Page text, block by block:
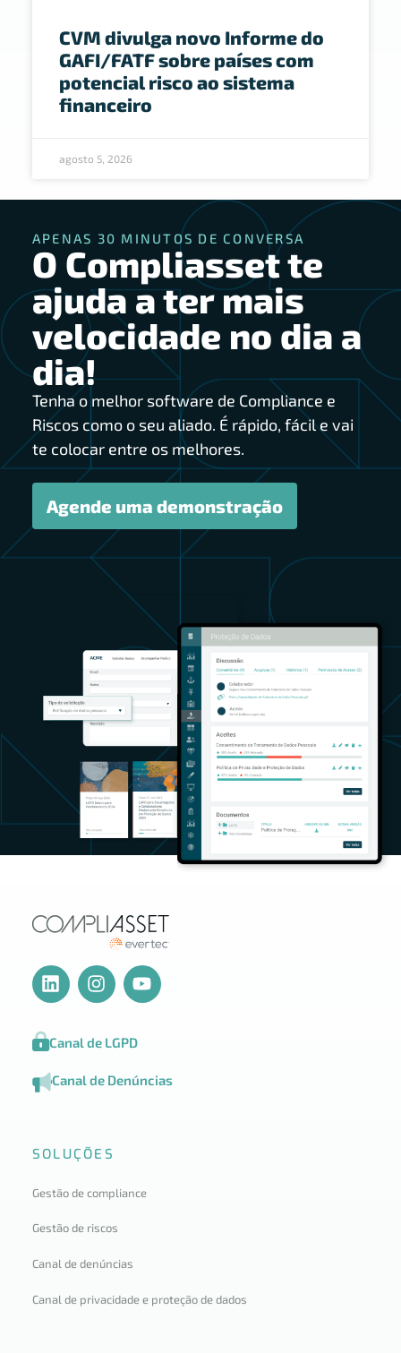
CVM divulga novo Informe do
GAFI/FATF sobre países com
potencial risco ao sistema
financeiro
agosto 5, 2026
APENAS 30 MINUTOS DE CONVERSA
O Compliasset te
ajuda a ter mais
velocidade no dia a
dia!
Tenha o melhor software de Compliance e
Riscos como o seu aliado. É rápido, fácil e vai
te colocar entre os melhores.
Agende uma demonstração
Canal de LGPD
Canal de Denúncias
SOLUÇÕES
Gestão de compliance
Gestão de riscos
Canal de denúncias
Canal de privacidade e proteção de dados